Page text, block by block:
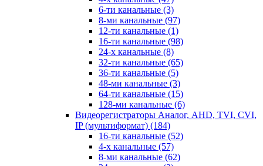
6-ти канальные (3)
8-ми канальные (97)
12-ти канальные (1)
16-ти канальные (98)
24-х канальные (8)
32-ти канальные (65)
36-ти канальные (5)
48-ми канальные (3)
64-ти канальные (15)
128-ми канальные (6)
Видеорегистраторы Аналог, AHD, TVI, CVI,
IP (мультиформат) (184)
16-ти канальные (52)
4-х канальные (57)
8-ми канальные (62)